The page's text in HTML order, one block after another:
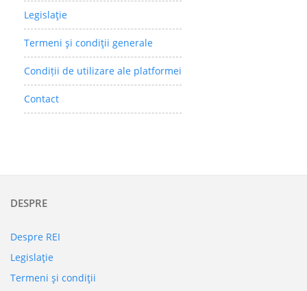
Legislaţie
Termeni şi condiţii generale
Condiții de utilizare ale platformei
Contact
DESPRE
Despre REI
Legislaţie
Termeni şi condiţii